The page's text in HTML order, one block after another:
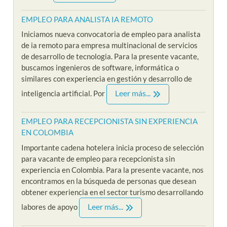
EMPLEO PARA ANALISTA IA REMOTO
Iniciamos nueva convocatoria de empleo para analista
de ia remoto para empresa multinacional de servicios
de desarrollo de tecnologia. Para la presente vacante,
buscamos ingenieros de software, informática o
similares con experiencia en gestión y desarrollo de
inteligencia artificial. Por
Leer más...
EMPLEO PARA RECEPCIONISTA SIN EXPERIENCIA
EN COLOMBIA
Importante cadena hotelera inicia proceso de selección
para vacante de empleo para recepcionista sin
experiencia en Colombia. Para la presente vacante, nos
encontramos en la búsqueda de personas que desean
obtener experiencia en el sector turismo desarrollando
labores de apoyo
Leer más...